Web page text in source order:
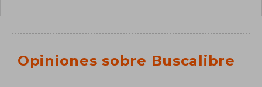
Opiniones sobre Buscalibre